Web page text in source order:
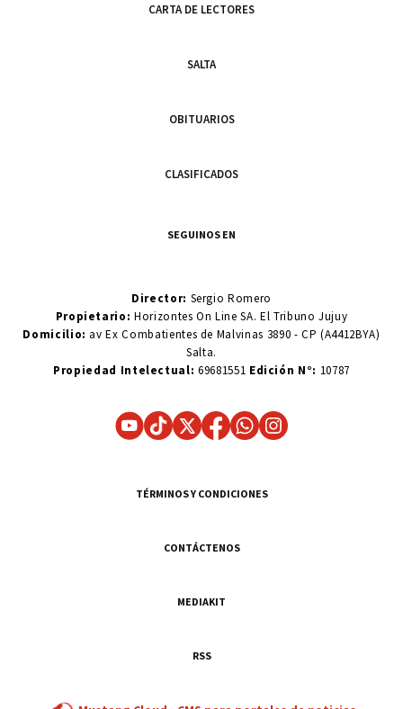
CARTA DE LECTORES
SALTA
OBITUARIOS
CLASIFICADOS
SEGUINOS EN
Director: Sergio Romero
Propietario:Horizontes On Line SA. El Tribuno Jujuy
Domicilio: av Ex Combatientes de Malvinas 3890 - CP (A4412BYA)
Salta.
Propiedad Intelectual: 69681551 Edición N°: 10787
TÉRMINOS Y CONDICIONES
CONTÁCTENOS
MEDIAKIT
RSS